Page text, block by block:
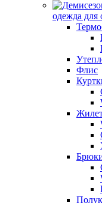
одежда для
Флис